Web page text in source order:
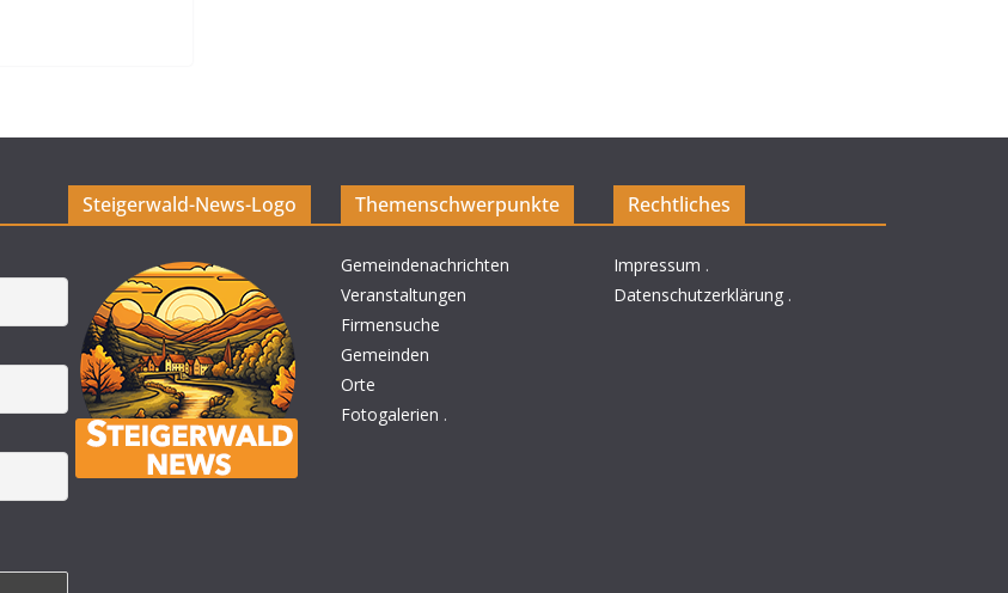
Steigerwald-News-Logo Themenschwerpunkte
Gemeindenachrichten
Veranstaltungen
Firmensuche
Gemeinden
Orte
Fotogalerien .
Rechtliches
Impressum .
Datenschutzerklärung .